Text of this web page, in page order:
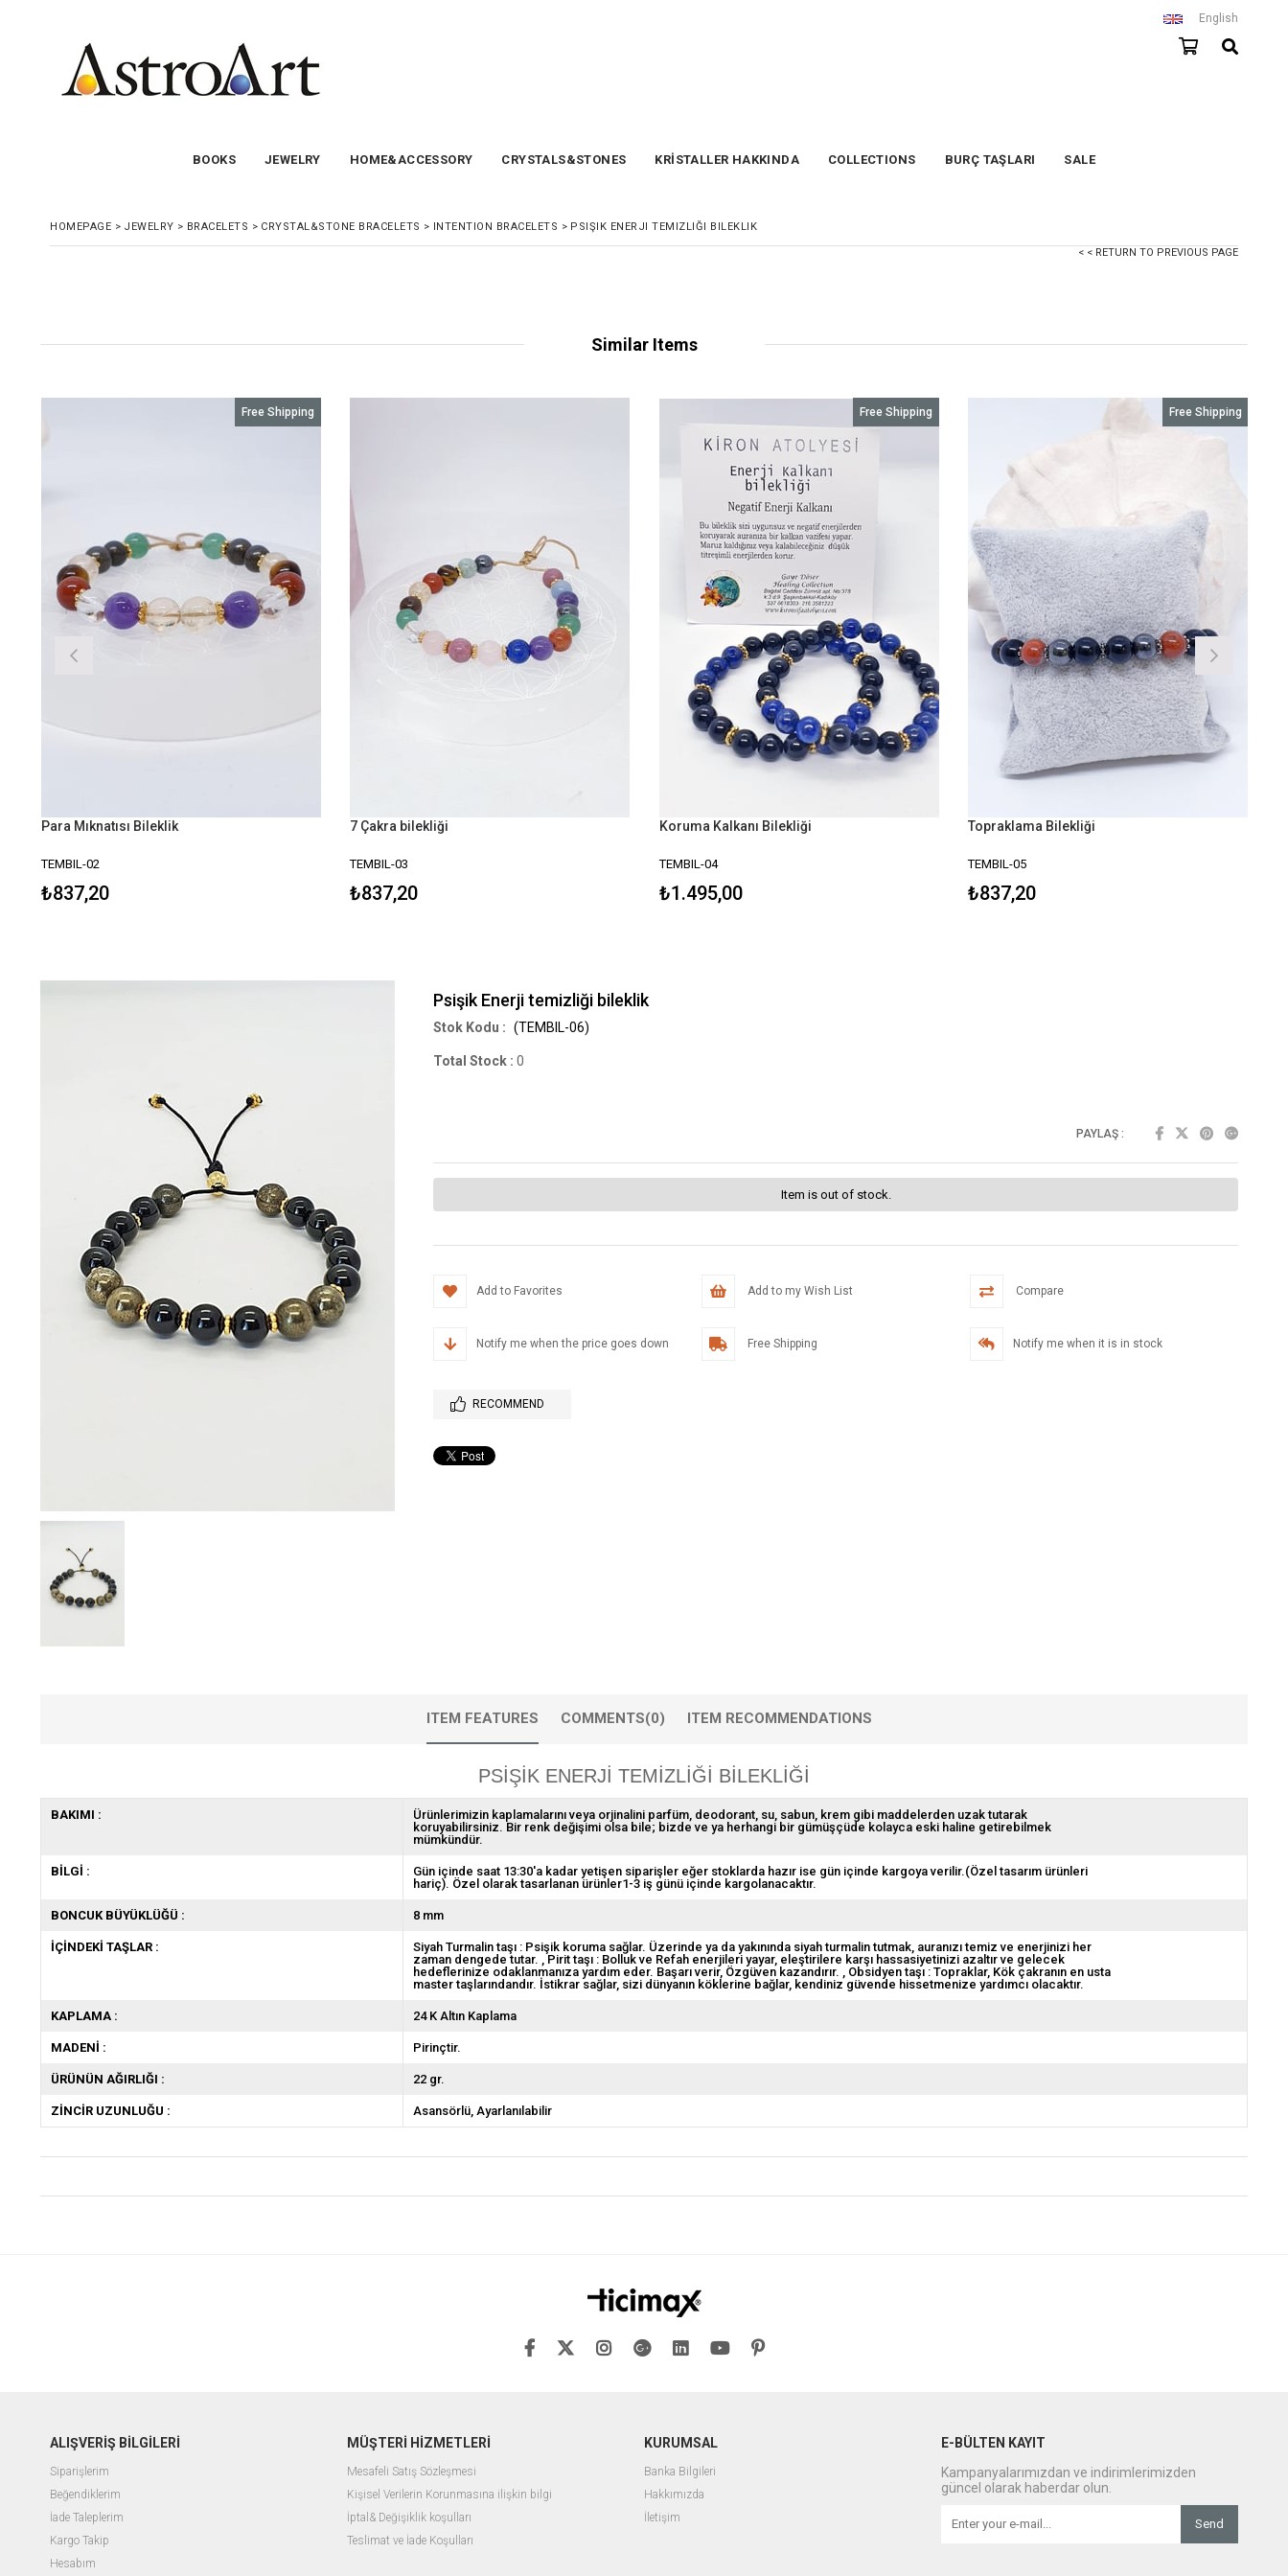
English
BOOKS JEWELRY HOME&ACCESSORY CRYSTALS&STONES KRİSTALLER HAKKINDA COLLECTIONS BURÇ TAŞLARI SALE
HOMEPAGE > JEWELRY > BRACELETS > CRYSTAL&STONE BRACELETS > INTENTION BRACELETS > PSIŞIK ENERJI TEMIZLIĞI BILEKLIK
< < RETURN TO PREVIOUS PAGE
Similar Items
Para Mıknatısı Bileklik
TEMBIL-02
₺837,20
Free Shipping
7 Çakra bilekliği
TEMBIL-03
₺837,20
Koruma Kalkanı Bilekliği
TEMBIL-04
₺1.495,00
Free Shipping
Topraklama Bilekliği
TEMBIL-05
₺837,20
Free Shipping
Psişik Enerji temizliği bileklik
(TEMBIL-06)
Total Stock : 0
PAYLAŞ :
Item is out of stock.
Add to Favorites Add to my Wish List Compare
Notify me when the price goes down Free Shipping Notify me when it is in stock
RECOMMEND
ITEM FEATURES COMMENTS(0) ITEM RECOMMENDATIONS
PSİŞİK ENERJİ TEMİZLİĞİ BİLEKLİĞİ
BAKIMI :
Ürünlerimizin kaplamalarını veya orjinalini parfüm, deodorant, su, sabun, krem gibi maddelerden uzak tutarak
koruyabilirsiniz. Bir renk değişimi olsa bile; bizde ve ya herhangi bir gümüşçüde kolayca eski haline getirebilmek
mümkündür.
BİLGİ :
Gün içinde saat 13:30'a kadar yetişen siparişler eğer stoklarda hazır ise gün içinde kargoya verilir.(Özel tasarım ürünleri
hariç). Özel olarak tasarlanan ürünler1-3 iş günü içinde kargolanacaktır.
BONCUK BÜYÜKLÜĞÜ : 8 mm
İÇİNDEKİ TAŞLAR :
Siyah Turmalin taşı : Psişik koruma sağlar. Üzerinde ya da yakınında siyah turmalin tutmak, auranızı temiz ve enerjinizi her
zaman dengede tutar.
Pirit taşı : Bolluk ve Refah enerjileri yayar, eleştirilere karşı hassasiyetinizi azaltır ve gelecek
hedeflerinize odaklanmanıza yardım eder. Başarı verir, Özgüven kazandırır.
Obsidyen taşı : Topraklar, Kök çakranın en usta
master taşlarındandır. İstikrar sağlar, sizi dünyanın köklerine bağlar, kendiniz güvende hissetmenize yardımcı olacaktır.
KAPLAMA : 24 K Altın Kaplama
MADENİ : Pirinçtir.
ÜRÜNÜN AĞIRLIĞI : 22 gr.
ZİNCİR UZUNLUĞU : Asansörlü Ayarlanılabilir
ALIŞVERİŞ BİLGİLERİ
Siparişlerim
Beğendiklerim
İade Taleplerim
Kargo Takip
Hesabım
MÜŞTERİ HİZMETLERİ
Mesafeli Satış Sözleşmesi
Kişisel Verilerin Korunmasına ilişkin bilgi
İptal& Değişiklik koşulları
Teslimat ve İade Koşulları
KURUMSAL
Banka Bilgileri
Hakkımızda
İletişim
E-BÜLTEN KAYIT
Kampanyalarımızdan ve indirimlerimizden
güncel olarak haberdar olun.
Send